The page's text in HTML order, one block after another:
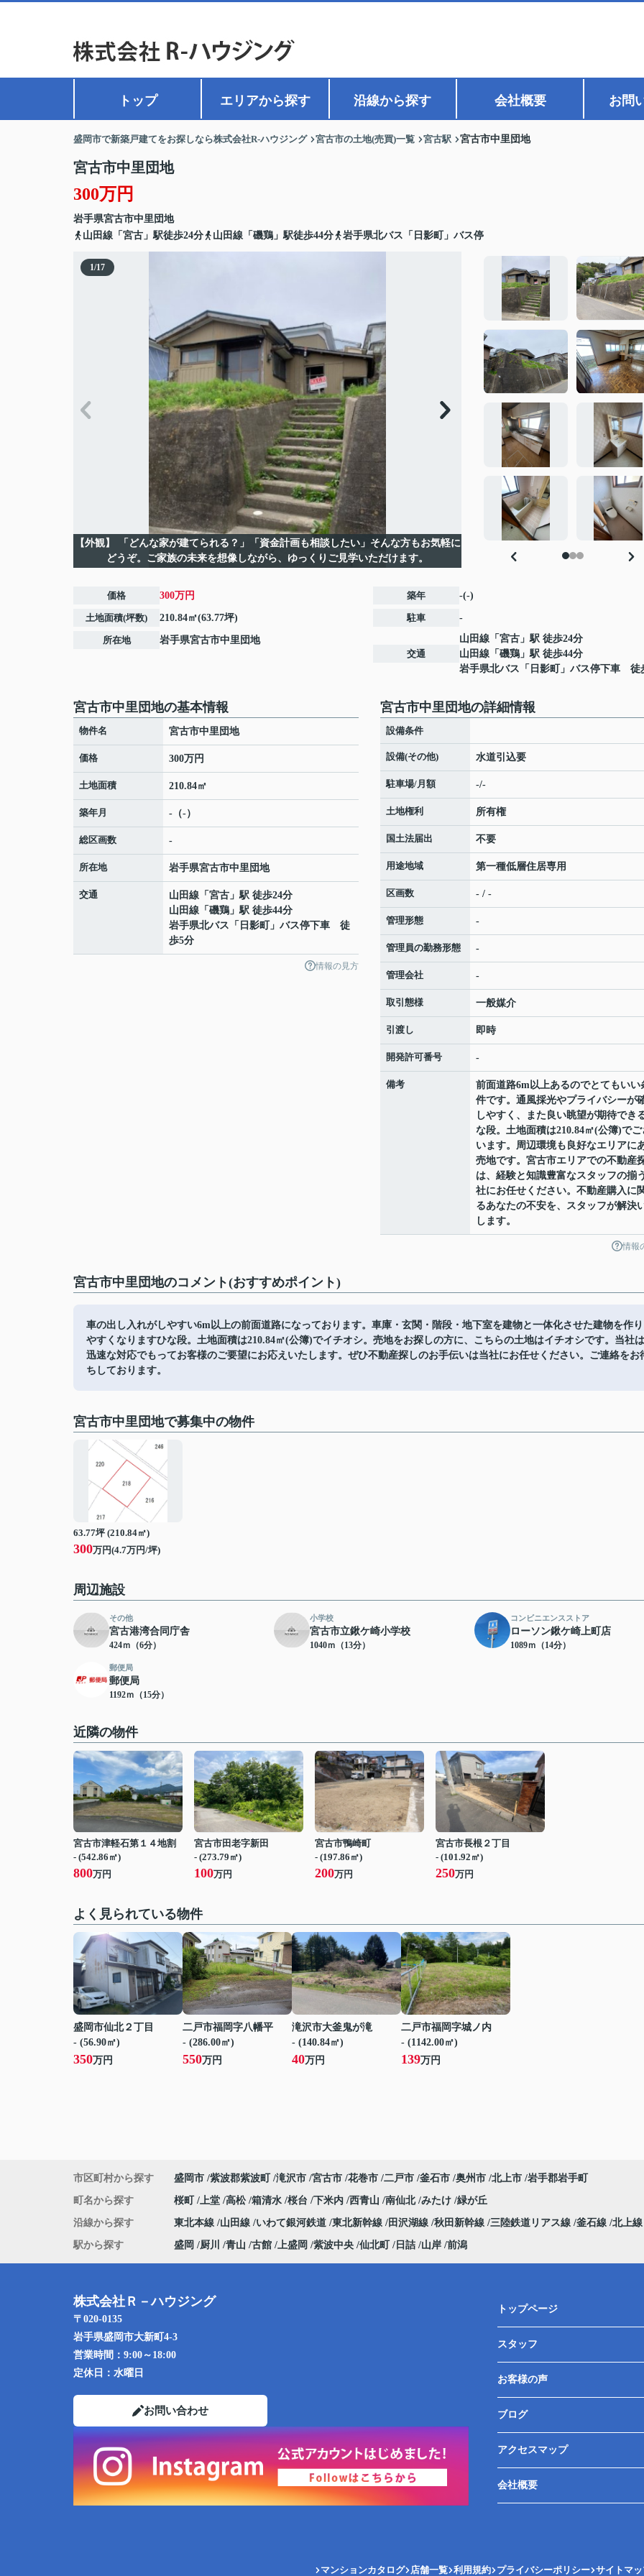
トップ エリアから探す 沿線から探す 会社概要 お問
盛岡市で新築戸建てをお探しなら株式会社R-ハウジング 宮古市の土地(売買)一覧 宮古駅 宮古市中里団地
宮古市中里団地
300万円
岩手県宮古市中里団地
山田線「宮古」駅徒歩24分
山田線「磯鶏」駅徒歩44分 岩手県北バス「日影町」バス停
1/17
【外観】
「どんな家が建てられる？」「資金計画も相談したい」そんな方もお気軽に
どうぞ。ご家族の未来を想像しながら、ゆっくりご見学いただけます。
価格 300万円
土地面積(坪数) 210.84㎡(63.77坪)
所在地 岩手県宮古市中里団地
築年 -(-)
駐車 -
交通
山田線 「 宮古 」駅 徒歩24分
山田線 「 磯鶏 」駅 徒歩44分
岩手県北バス「日影町」バス停下車 徒
宮古市中里団地の基本情報
物件名 宮古市中里団地
価格 300万円
土地面積 210.84㎡
築年月 -（-）
総区画数 -
所在地 岩手県宮古市中里団地
交通 山田線 「 宮古 」駅 徒歩24分
山田線 「 磯鶏 」駅 徒歩44分
岩手県北バス「日影町」バス停下車 徒
歩5分
情報の見方
宮古市中里団地の詳細情報
設備条件
設備(その他) 水道引込要
駐車場/月額 -/-
土地権利 所有権
国土法届出 不要
用途地域 第一種低層住居専用
区画数 - / -
管理形態 -
管理員の勤務形態 -
管理会社 -
取引態様 一般媒介
引渡し 即時
開発許可番号 -
備考
前面道路6m以上あるのでとてもいい
件です。通風採光やプライバシーが
しやすく、また良い眺望が期待でき
な段。土地面積は210.84㎡(公簿)でご
います。周辺環境も良好なエリアに
売地です。宮古市エリアでの不動産
は、経験と知識豊富なスタッフの揃
社にお任せください。不動産購入に
るあなたの不安を、スタッフが解決
します。
情報
宮古市中里団地のコメント(おすすめポイント)
車の出し入れがしやすい6m以上の前面道路になっております。車庫・玄関・階段・地下室を建物と一体化させた建物を作り
やすくなりますひな段。土地面積は210.84㎡(公簿)でイチオシ。売地をお探しの方に、こちらの土地はイチオシです。当社は
迅速な対応でもってお客様のご要望にお応えいたします。ぜひ不動産探しのお手伝いは当社にお任せください。ご連絡をお
ちしております。
宮古市中里団地で募集中の物件
63.77坪 (210.84㎡)
300万円(4.7万円/坪)
周辺施設
その他
宮古港湾合同庁舎
424ｍ（6分）
小学校
宮古市立鍬ケ崎小学校
1040ｍ（13分）
コンビニエンスストア
ローソン鍬ケ崎上町店
1089ｍ（14分）
郵便局
郵便局
1192ｍ（15分）
近隣の物件
宮古市津軽石第１４地割
- (542.86㎡)
800万円
宮古市田老字新田
- (273.79㎡)
100万円
宮古市鴨崎町
- (197.86㎡)
200万円
宮古市長根２丁目
- (101.92㎡)
250万円
よく見られている物件
盛岡市仙北２丁目
- (56.90㎡)
350万円
二戸市福岡字八幡平
- (286.00㎡)
550万円
滝沢市大釜鬼が滝
- (140.84㎡)
40万円
二戸市福岡字城ノ内
- (1142.00㎡)
139万円
市区町村から探す 盛岡市 紫波郡紫波町 滝沢市 宮古市 花巻市 二戸市 釜石市 奥州市 北上市 岩手郡岩手町
町名から探す 桜町 上堂 高松 箱清水 桜台 下米内 西青山 南仙北 みたけ 緑が丘
沿線から探す 東北本線 山田線 いわて銀河鉄道 東北新幹線 田沢湖線 秋田新幹線 三陸鉄道リアス線 釜石線 北上
駅から探す 盛岡 厨川 青山 古館 上盛岡 紫波中央 仙北町 日詰 山岸 前潟
株式会社Ｒ－ハウジング
〒020-0135
岩手県盛岡市大新町4-3
営業時間： 9:00～18:00
定休日： 水曜日
お問い合わせ
トップページ
スタッフ
お客様の声
ブログ
アクセスマップ
会社概要
マンションカタログ 店舗一覧 利用規約 プライバシーポリシー サイトマッ